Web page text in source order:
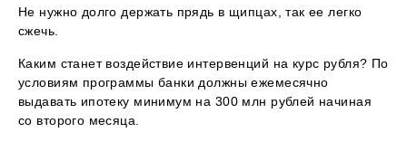
Не нужно долго держать прядь в щипцах, так ее легко
сжечь.
Каким станет воздействие интервенций на курс рубля? По
условиям программы банки должны ежемесячно
выдавать ипотеку минимум на 300 млн рублей начиная
со второго месяца.